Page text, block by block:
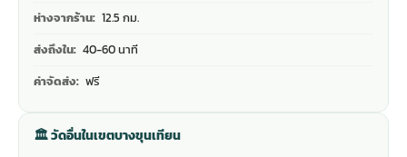
ห่างจากร้าน: 12.5 กม.
ส่งถึงใน: 40-60 นาที
ค่าจัดส่ง: ฟรี
🏛 วัดอื่นในเขตบางขุนเทียน